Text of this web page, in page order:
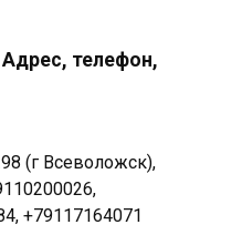
телефон,
(г Всеволожск),
+79117164071